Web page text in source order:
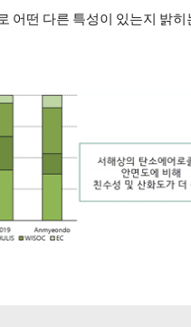
어떤 다른 특성이 있는지 밝히